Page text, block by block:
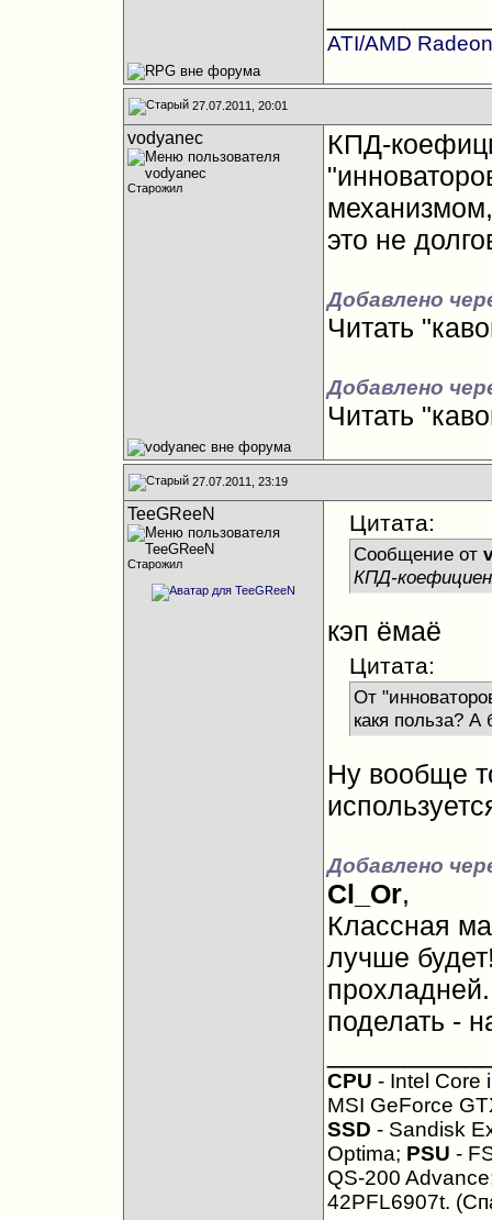
ATI/AMD
27.07.2011, 20:01
vodyanec
Старожил
КПД-
это не
Добавлено
Читать
Добавлено
Читать
27.07.2011, 23:19
TeeGReeN
Старожил
Цитата:
Сообщение от
КПД-
кэп ёмаё
Цитата:
От
какя польза? А
Ну вообще
Добавлено
Cl_Or,
Классная
лучше
поделать -
CPU - Intel Core
MSI GeForce
SSD - Sandisk
Optima; PSU -
QS-200
42PFL6907t.